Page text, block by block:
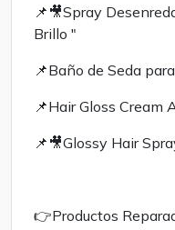
📌🎥Spray
Brillo "
📌Baño de Seda
📌Hair Gloss Cream
📌🎥Glossy Hair
👉Productos